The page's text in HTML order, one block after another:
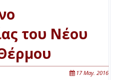
του Νέου
17 May. 2016